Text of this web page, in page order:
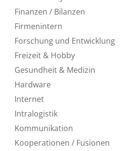
Finanzen / Bilanzen
Firmenintern
Forschung und Entwicklung
Freizeit & Hobby
Gesundheit & Medizin
Hardware
Internet
Intralogistik
Kommunikation
Kooperationen / Fusionen